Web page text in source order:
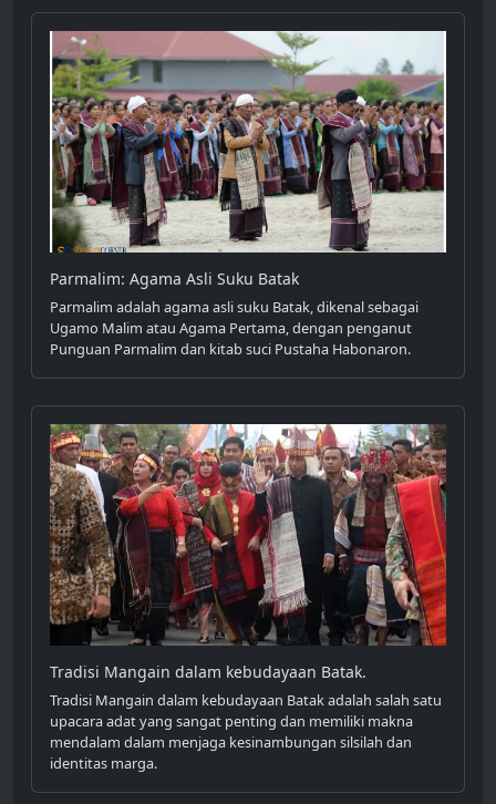
Parmalim: Agama Asli Suku Batak
Parmalim adalah agama asli suku Batak, dikenal sebagai
Ugamo Malim atau Agama Pertama, dengan penganut
Punguan Parmalim dan kitab suci Pustaha Habonaron.
Tradisi Mangain dalam kebudayaan Batak.
Tradisi Mangain dalam kebudayaan Batak adalah salah satu
upacara adat yang sangat penting dan memiliki makna
mendalam dalam menjaga kesinambungan silsilah dan
identitas marga.